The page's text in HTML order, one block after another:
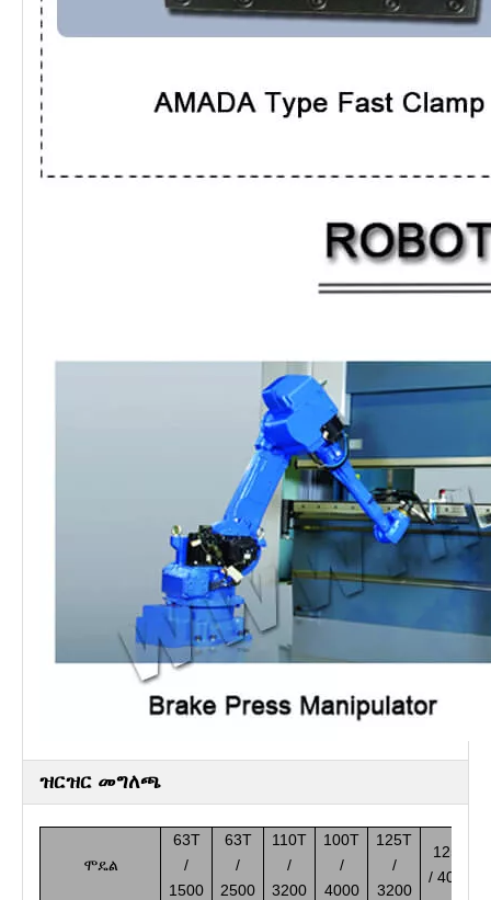
ዝርዝር መግለጫ
ሞዴል
63T
/
1500
63T
/
2500
110T
/
3200
100T
/
4000
125T
/
3200
125T
/ 4000